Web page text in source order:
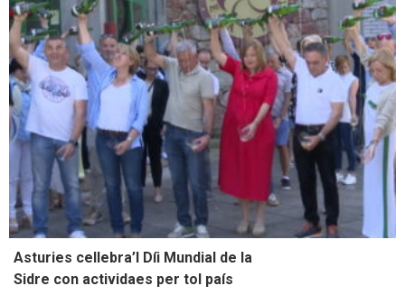
Asturies cellebra’l Díi Mundial de la
Sidre con actividaes per tol país